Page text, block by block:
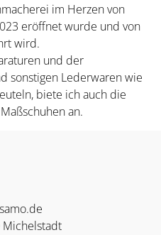
im Herzen von
eröffnet wurde und von
wird.
und der
sonstigen Lederwaren wie
biete ich auch die
an.
Michelstadt